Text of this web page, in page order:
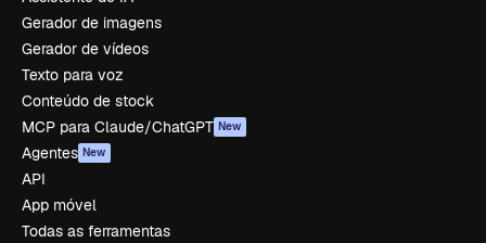
Gerador de imagens
Gerador de vídeos
Texto para voz
Conteúdo de stock
MCP para Claude/ChatGPT New
Agentes New
API
App móvel
Todas as ferramentas